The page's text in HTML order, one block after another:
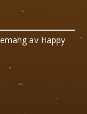
av Happy